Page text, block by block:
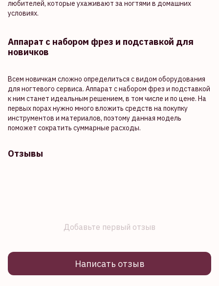
любителей, которые ухаживают за ногтями в домашних
условиях.
Аппарат с набором фрез и подставкой для
новичков
Всем новичкам сложно определиться с видом оборудования
для ногтевого сервиса. Аппарат с набором фрез и подставкой
к ним станет идеальным решением, в том числе и по цене. На
первых порах нужно много вложить средств на покупку
инструментов и материалов, поэтому данная модель
поможет сократить суммарные расходы.
Отзывы
Добавьте первый отзыв
Написать отзыв